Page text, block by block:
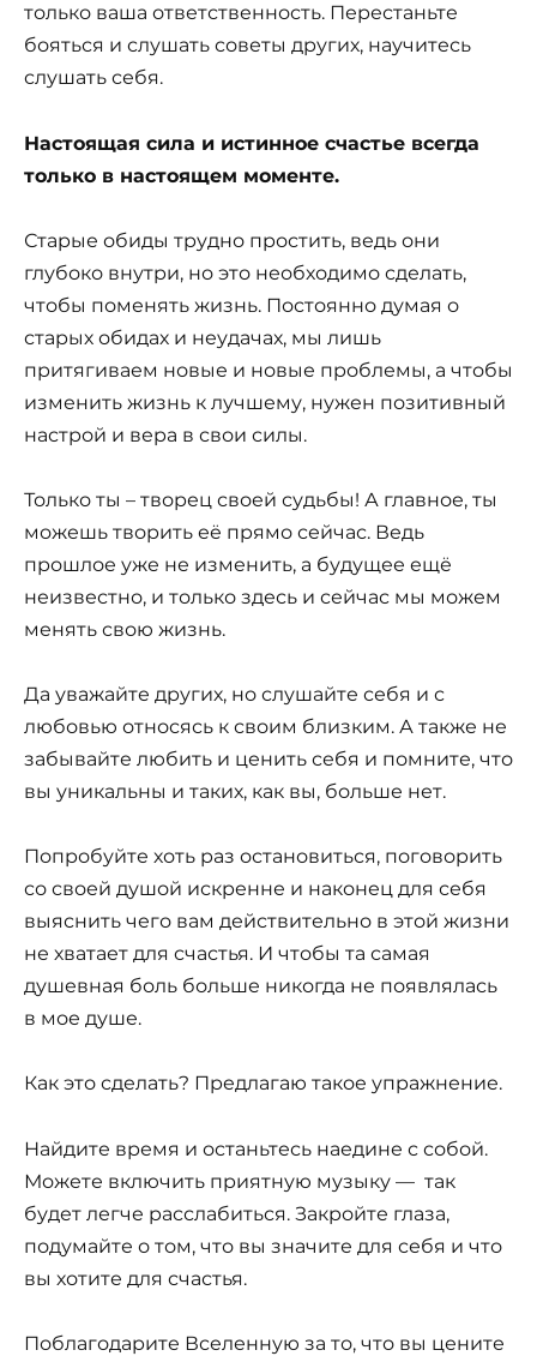
только ваша ответственность. Перестаньте
бояться и слушать советы других, научитесь
слушать себя.
Настоящая сила и истинное счастье всегда
только в настоящем моменте.
Старые обиды трудно простить, ведь они
глубоко внутри, но это необходимо сделать,
чтобы поменять жизнь. Постоянно думая о
старых обидах и неудачах, мы лишь
притягиваем новые и новые проблемы, а чтобы
изменить жизнь к лучшему, нужен позитивный
настрой и вера в свои силы.
Только ты – творец своей судьбы! А главное, ты
можешь творить её прямо сейчас. Ведь
прошлое уже не изменить, а будущее ещё
неизвестно, и только здесь и сейчас мы можем
менять свою жизнь.
Да уважайте других, но слушайте себя и с
любовью относясь к своим близким. А также не
забывайте любить и ценить себя и помните, что
вы уникальны и таких, как вы, больше нет.
Попробуйте хоть раз остановиться, поговорить
со своей душой искренне и наконец для себя
выяснить чего вам действительно в этой жизни
не хватает для счастья. И чтобы та самая
душевная боль больше никогда не появлялась
в мое душе.
Как это сделать? Предлагаю такое упражнение.
Найдите время и останьтесь наедине с собой.
Можете включить приятную музыку — так
будет легче расслабиться. Закройте глаза,
подумайте о том, что вы значите для себя и что
вы хотите для счастья.
Поблагодарите Вселенную за то, что вы цените